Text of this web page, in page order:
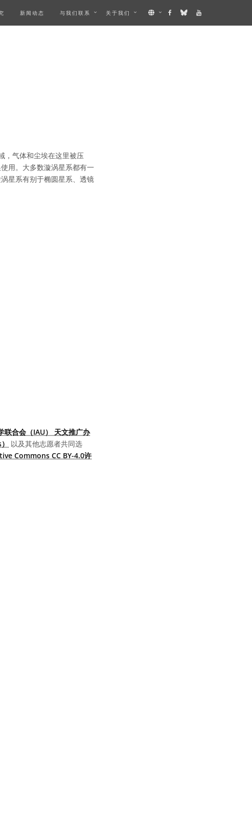
新闻动态 与我们联系 关于我们
，气体和尘埃在这里被压
用。大多数漩涡星系都有一
星系有别于椭圆星系、透镜
联合会（IAU） 天文推广办
以及其他志愿者共同选
Commons CC BY-4.0许